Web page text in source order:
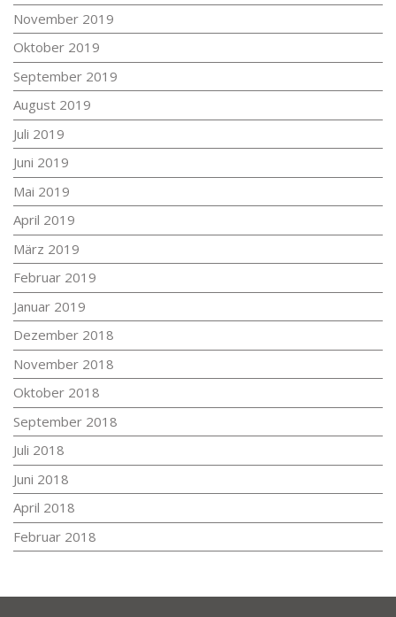
November 2019
Oktober 2019
September 2019
August 2019
Juli 2019
Juni 2019
Mai 2019
April 2019
März 2019
Februar 2019
Januar 2019
Dezember 2018
November 2018
Oktober 2018
September 2018
Juli 2018
Juni 2018
April 2018
Februar 2018